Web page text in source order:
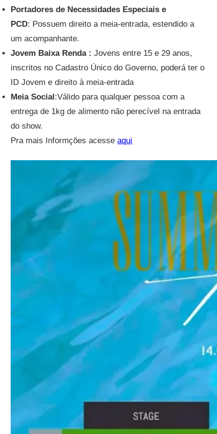
Portadores de Necessidades Especiais e
PCD: Possuem direito a meia-entrada, estendido a
um acompanhante.
Jovem Baixa Renda :Jovens entre 15 e 29 anos,
inscritos no Cadastro Único do Governo, poderá ter o
ID Jovem e direito à meia-entrada
Meia Social:Válido para qualquer pessoa com a
entrega de 1kg de alimento não perecível na entrada
do show.
Pra mais Informções acesseaqui